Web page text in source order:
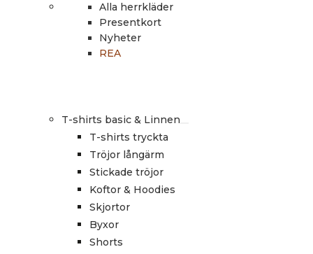
Alla herrkläder
Presentkort
Nyheter
REA
T-shirts basic & Linnen
T-shirts tryckta
Tröjor långärm
Stickade tröjor
Koftor & Hoodies
Skjortor
Byxor
Shorts